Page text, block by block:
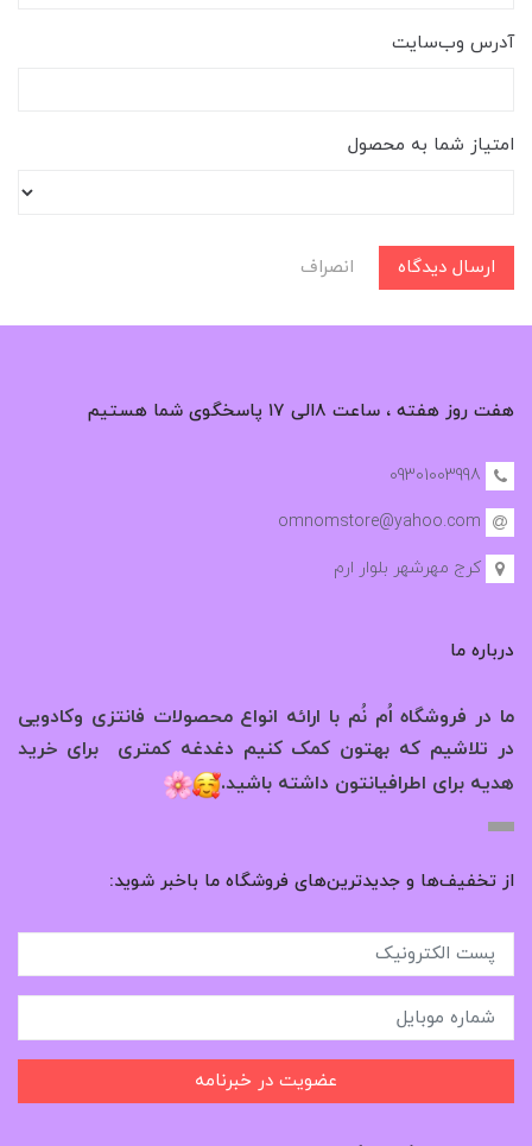
آدرس وب‌سایت
امتیاز شما به محصول
ارسال دیدگاه انصراف
هفت روز هفته ، ساعت ۸الی ۱۷ پاسخگوی شما هستیم
09301003998
omnomstore@yahoo.com
کرج مهرشهر بلوار ارم
درباره ما
ما در فروشگاه اُم نُم با ارائه انواع محصولات فانتزی وکادویی
در تلاشیم که بهتون کمک کنیم دغدغه کمتری برای خرید
هدیه برای اطرافیانتون داشته باشید.
از تخفیف‌ها و جدیدترین‌های فروشگاه ما باخبر شوید:
عضویت در خبرنامه